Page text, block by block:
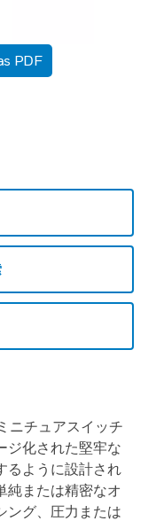
PDF
ミニチュアスイッチ
ジ化された堅牢な
るように設計され
純または精密なオ
ング、圧力または